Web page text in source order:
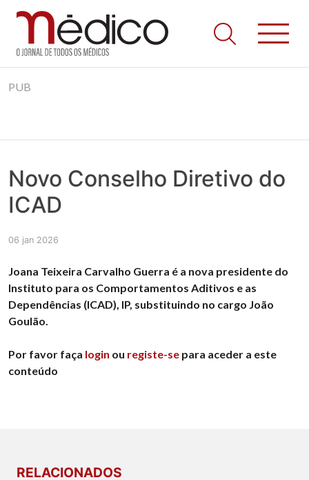
to
Jornal Médico
Médico – O Jornal de Todos os Médicos. Onde as notícias
realmente contam! Tudo o que se passa na Saúde!
PUB
Novo Conselho Diretivo do
ICAD
06 jan 2026
Joana Teixeira Carvalho Guerra é a nova presidente do
Instituto para os Comportamentos Aditivos e as
Dependências (ICAD), IP, substituindo no cargo João
Goulão.
Por favor faça login ou registe-se para aceder a este
conteúdo
RELACIONADOS